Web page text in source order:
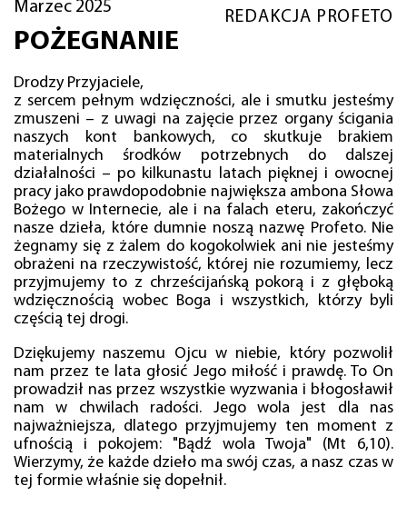
Marzec 2025
REDAKCJA PROFETO
POŻEGNANIE
Drodzy Przyjaciele,
z sercem pełnym wdzięczności, ale i smutku jesteśmy
zmuszeni – z uwagi na zajęcie przez organy ścigania
naszych kont bankowych, co skutkuje brakiem
materialnych środków potrzebnych do dalszej
działalności – po kilkunastu latach pięknej i owocnej
pracy jako prawdopodobnie największa ambona Słowa
Bożego w Internecie, ale i na falach eteru, zakończyć
nasze dzieła, które dumnie noszą nazwę Profeto. Nie
żegnamy się z żalem do kogokolwiek ani nie jesteśmy
obrażeni na rzeczywistość, której nie rozumiemy, lecz
przyjmujemy to z chrześcijańską pokorą i z głęboką
wdzięcznością wobec Boga i wszystkich, którzy byli
częścią tej drogi.
Dziękujemy naszemu Ojcu w niebie, który pozwolił
nam przez te lata głosić Jego miłość i prawdę. To On
prowadził nas przez wszystkie wyzwania i błogosławił
nam w chwilach radości. Jego wola jest dla nas
najważniejsza, dlatego przyjmujemy ten moment z
ufnością i pokojem: "Bądź wola Twoja" (Mt 6,10).
Wierzymy, że każde dzieło ma swój czas, a nasz czas w
tej formie właśnie się dopełnił.